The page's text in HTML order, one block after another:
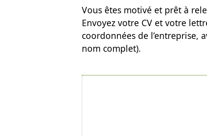
Vous êtes motivé et prêt à
Envoyez votre CV et votre
coordonnées de l’entreprise,
nom complet).